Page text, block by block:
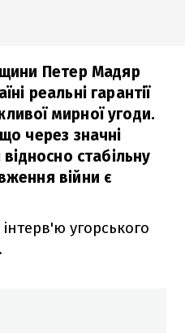
Петер Мадяр
реальні гарантії
мирної угоди.
через значні
стабільну
війни є
угорського
.